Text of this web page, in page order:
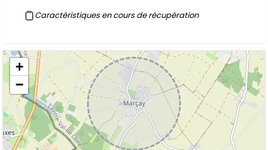
Caractéristiques en cours de récupération
+
−